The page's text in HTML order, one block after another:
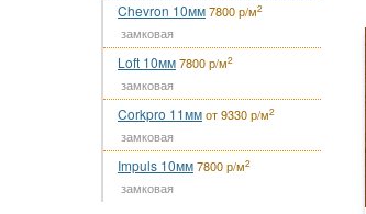
Chevron 10мм7800 р/м2
замковая
Loft 10мм7800 р/м2
замковая
Corkpro 11ммот 9330 р/м2
замковая
Impuls 10мм7800 р/м2
замковая